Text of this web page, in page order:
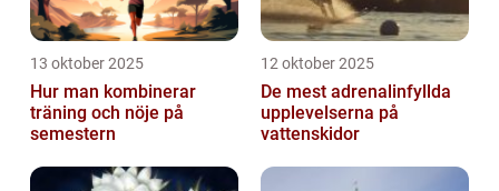
13 oktober 2025
Hur man kombinerar
träning och nöje på
semestern
12 oktober 2025
De mest adrenalinfyllda
upplevelserna på
vattenskidor